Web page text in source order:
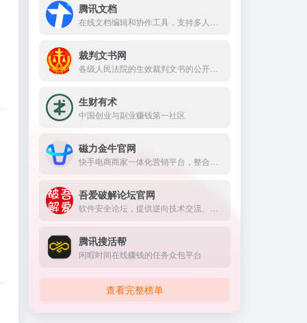
腾讯文档
裁判文书网
生财有术
中国创业与副业赚钱第一社区
磁力金牛官网
吾爱破解论坛官网
腾讯搜活帮
闲暇时间在线赚钱的任务众包平台
查看完整榜单